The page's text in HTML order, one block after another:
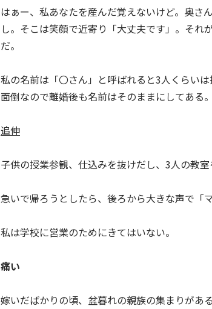
はぁー、私あなたを産んだ覚えないけど。奥さ
し。そこは笑顔で近寄り「大丈夫です」。そ
だ。
私の名前は「〇さん」と呼ばれると3人くらい
面倒なので離婚後も名前はそのままにしてある
追伸
子供の授業参観、仕込みを抜けだし、3人の教室
急いで帰ろうとしたら、後ろから大きな声で「
私は学校に営業のためにきてはいない。
痛い
嫁いだばかりの頃、盆暮れの親族の集まりがあ